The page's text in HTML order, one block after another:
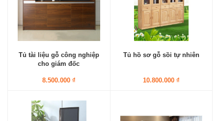
Tủ tài liệu gỗ công nghiệp
cho giám đốc
8.500.000 ₫
Tủ hồ sơ gỗ sồi tự nhiên
10.800.000 ₫